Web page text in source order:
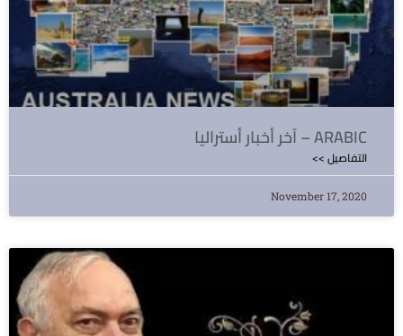
آخر أخبار أستراليا – ARABIC
<< التفاصيل
November 17, 2020